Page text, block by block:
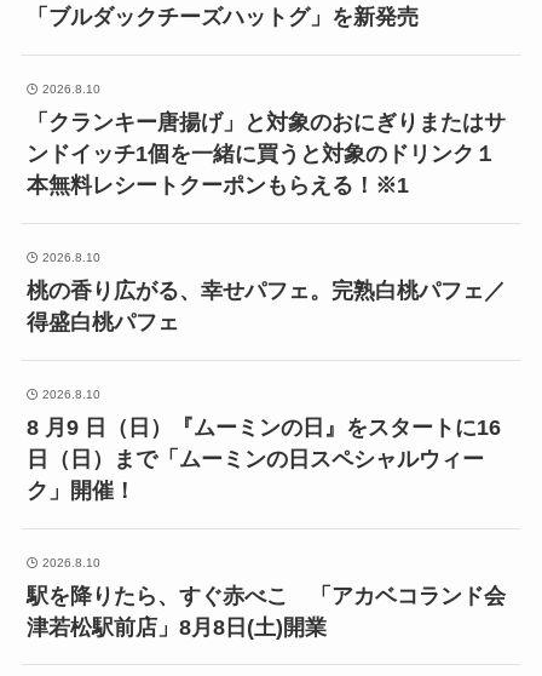
「ブルダックチーズハットグ」を新発売
2026.8.10
「クランキー唐揚げ」と対象のおにぎりまたはサ
ンドイッチ1個を一緒に買うと対象のドリンク１
本無料レシートクーポンもらえる！※1
2026.8.10
桃の香り広がる、幸せパフェ。完熟白桃パフェ／
得盛白桃パフェ
2026.8.10
8 月9 日（日）『ムーミンの日』をスタートに16
日（日）まで「ムーミンの日スペシャルウィー
ク」開催！
2026.8.10
駅を降りたら、すぐ赤べこ 「アカベコランド会
津若松駅前店」8月8日(土)開業